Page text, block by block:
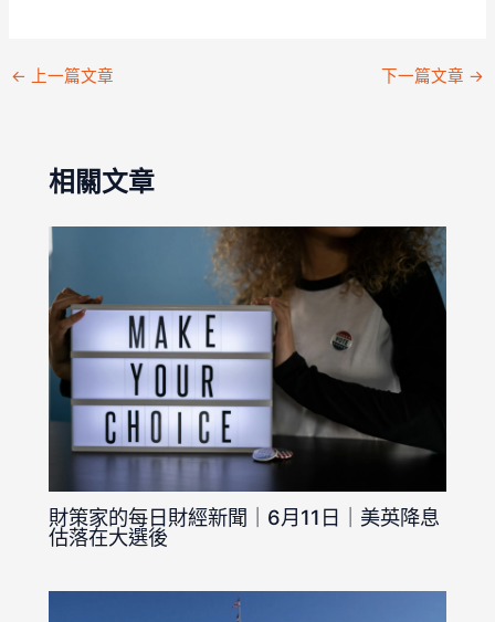
← 上一篇文章 下一篇文章 →
相關文章
財策家的每日財經新聞｜6月11日｜美英降息
估落在大選後